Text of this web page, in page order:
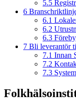
5.5
6
6.1
6.2
6.3
7 Bli leverantör
7.1 Innan
7.2
7.3